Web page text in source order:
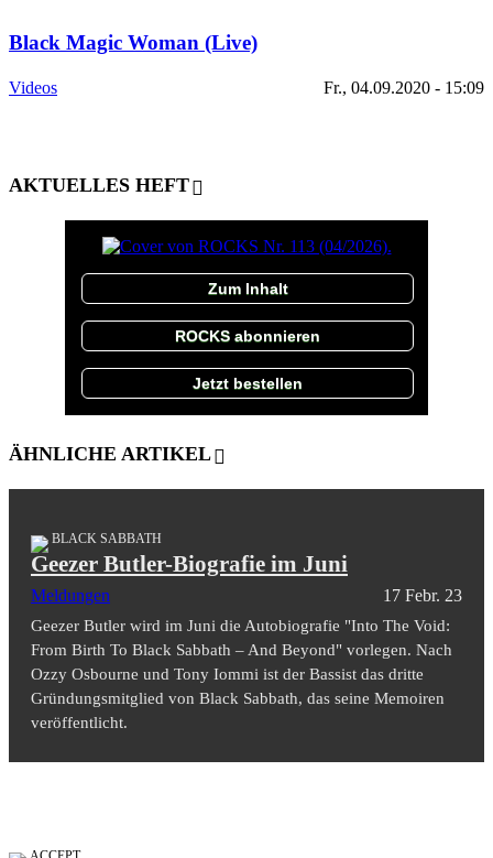
Black Magic Woman (Live)
Videos Fr., 04.09.2020 - 15:09
AKTUELLES HEFT
Zum Inhalt
ROCKS abonnieren
Jetzt bestellen
ÄHNLICHE ARTIKEL
BLACK SABBATH
Geezer Butler-Biografie im Juni
Meldungen 17 Febr. 23
Geezer Butler wird im Juni die Autobiografie "Into The Void:
From Birth To Black Sabbath – And Beyond" vorlegen. Nach
Ozzy Osbourne und Tony Iommi ist der Bassist das dritte
Gründungsmitglied von Black Sabbath, das seine Memoiren
veröffentlicht.